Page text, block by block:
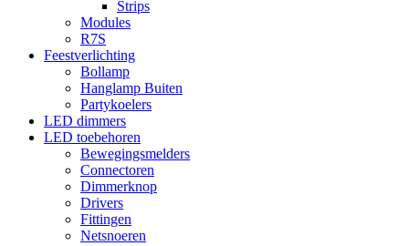
Strips
Modules
R7S
Feestverlichting
Bollamp
Hanglamp Buiten
Partykoelers
LED dimmers
LED toebehoren
Bewegingsmelders
Connectoren
Dimmerknop
Drivers
Fittingen
Netsnoeren